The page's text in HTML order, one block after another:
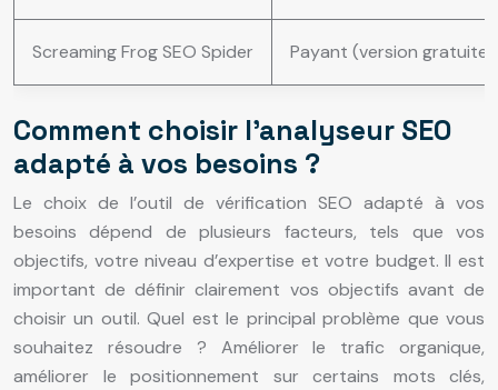
Screaming Frog SEO Spider Payant (version gratuite
Comment choisir l’analyseur SEO
adapté à vos besoins ?
Le choix de l’outil de vérification SEO adapté à vos
besoins dépend de plusieurs facteurs, tels que vos
objectifs, votre niveau d’expertise et votre budget. Il est
important de définir clairement vos objectifs avant de
choisir un outil. Quel est le principal problème que vous
souhaitez résoudre ? Améliorer le trafic organique,
améliorer le positionnement sur certains mots clés,